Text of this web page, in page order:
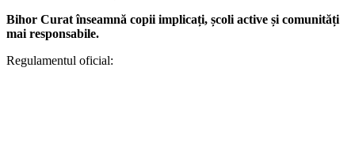
Bihor Curat înseamnă copii implicați, școli active și comunități
mai responsabile.
Regulamentul oficial: